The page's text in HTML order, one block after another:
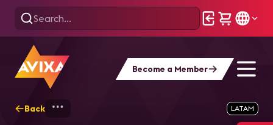
Become a Member
Back AVIXA TV Videos
LATAM